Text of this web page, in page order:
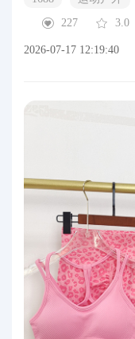
227
3.0
2026-07-17 12:19:40